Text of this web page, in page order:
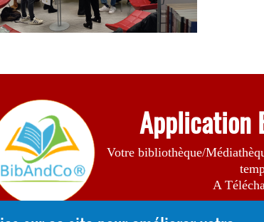
Application
Votre bibliothèque/
A